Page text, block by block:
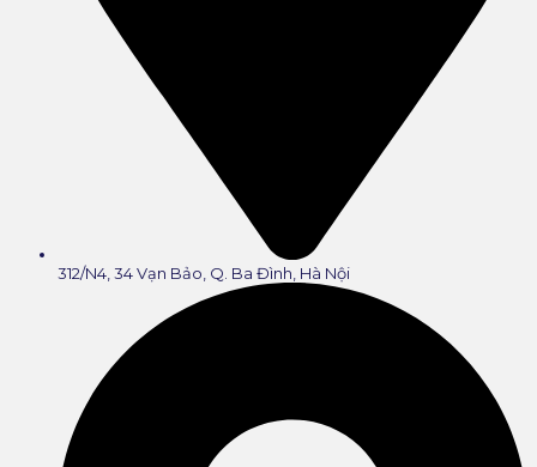
312/N4, 34 Vạn Bảo, Q. Ba Đình, Hà Nội